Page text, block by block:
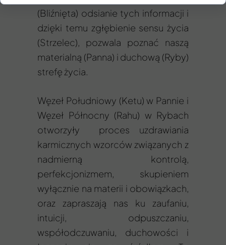
(Bliźnięta) odsianie tych informacji i
dzięki temu zgłębienie sensu życia
(Strzelec), pozwala poznać naszą
materialną (Panna) i duchową (Ryby)
strefę życia.
Węzeł Południowy (Ketu) w Pannie i
Węzeł Północny (Rahu) w Rybach
otworzyły proces uzdrawiania
karmicznych wzorców związanych z
nadmierną kontrolą,
perfekcjonizmem, skupieniem
wyłącznie na materii i obowiązkach,
oraz zapraszają nas ku zaufaniu,
intuicji, odpuszczaniu,
współodczuwaniu, duchowości i